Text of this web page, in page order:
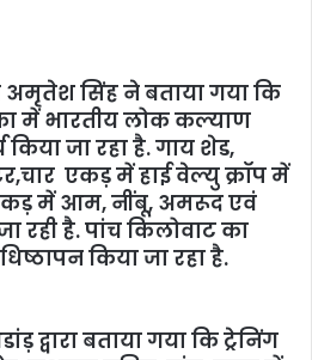
अमृतेश सिंह ने बताया गया कि
में भारतीय लोक कल्याण
किया जा रहा है. गाय शेड,
एकड़ में हाई वेल्यु क्रॉप में
में आम, नींबू, अमरूद एवं
रही है. पांच किलोवाट का
किया जा रहा है.
बताया गया कि ट्रेनिंग